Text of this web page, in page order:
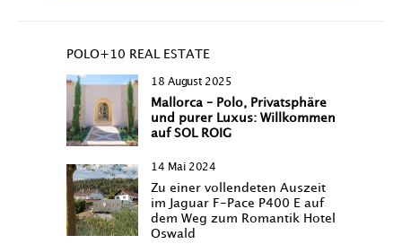
POLO+10 REAL ESTATE
18 August 2025
Mallorca – Polo, Privatsphäre
und purer Luxus: Willkommen
auf SOL ROIG
14 Mai 2024
Zu einer vollendeten Auszeit
im Jaguar F-Pace P400 E auf
dem Weg zum Romantik Hotel
Oswald